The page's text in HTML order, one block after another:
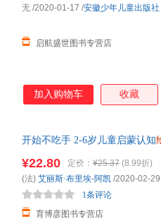
启航盛世图书专营店
无 /2020-01-17 /安徽少年儿童出版社
加入购物车 收藏
开始不吃手 2-6岁儿童启蒙认知
¥22.80 定价： ¥25.37 (8.99折)
育博彦图书专营店
1条评论
(法) 艾丽斯·布里埃-阿凯 /2020-02-29